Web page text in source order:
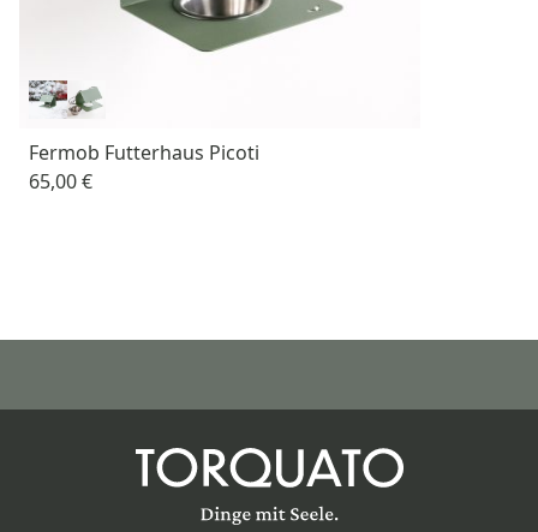
Fermob Futterhaus Picoti
65,00 €